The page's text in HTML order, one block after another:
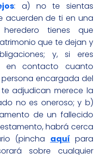
: a) no te sientas
acuerden de ti en una
tienes que
que te dejan y
y, si eres
en contacto cuanto
encargada del
adjudican merece la
no es oneroso; y b)
de un fallecido
habrá cerca
(pincha aquí para
sobre cualquier